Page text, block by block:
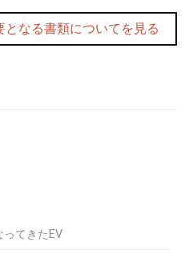
なる書類についてを見る
てきたEV